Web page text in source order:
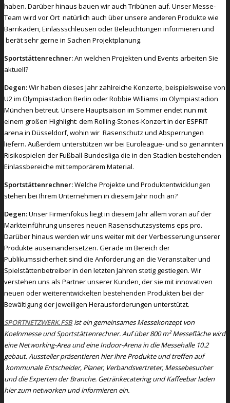
haben. Darüber hinaus bauen wir auch Tribünen auf. Unser Messe-
Team wird vor Ort natürlich auch über unsere anderen Produkte wie
Barrikaden, Einlassschleusen oder Beleuchtungen informieren und
berät sehr gerne in Sachen Projektplanung.
Sportstättenrechner:An welchen Projekten und Events arbeiten Sie
aktuell?
Degen:Wir haben dieses Jahr zahlreiche Konzerte, beispielsweise von
U2 im Olympiastadion Berlin oder Robbie Williams im Olympiastadion
München betreut. Unsere Hauptsaison im Sommer endet nun mit
einem großen Highlight: dem Rolling-Stones-Konzert in der ESPRIT
arena in Düsseldorf, wohin wir Rasenschutz und Absperrungen
liefern. Außerdem unterstützen wir bei Euroleague- und so genannten
Risikospielen der Fußball-Bundesliga die in den Stadien bestehenden
Einlassbereiche mit temporärem Material.
Sportstättenrechner:Welche Projekte und Produktentwicklungen
stehen bei Ihrem Unternehmen in diesem Jahr noch an?
Degen:Unser Firmenfokus liegt in diesem Jahr allem voran auf der
Markteinführung unseres neuen Rasenschutzsystems eps pro.
Darüber hinaus werden wir uns weiter mit der Verbesserung unserer
Produkte auseinandersetzen. Gerade im Bereich der
Publikumssicherheit sind die Anforderung an die Veranstalter und
Spielstättenbetreiber in den letzten Jahren stetig gestiegen. Wir
verstehen uns als Partner unserer Kunden, der sie mit innovativen
neuen oder weiterentwickelten bestehenden Produkten bei der
Bewältigung der jeweiligen Herausforderungen unterstützt.
SPORTNETZWERK.FSBist ein gemeinsames Messekonzept von
Koelnmesse und Sportstättenrechner. Auf über 800 m² Messefläche wird
eine Networking-Area und eine Indoor-Arena in die Messehalle 10.2
gebaut. Aussteller präsentieren hier ihre Produkte und treffen auf
kommunale Entscheider, Planer, Verbandsvertreter, Messebesucher
und die Experten der Branche. Getränkecatering und Kaffeebar laden
hier zum networken und informieren ein.